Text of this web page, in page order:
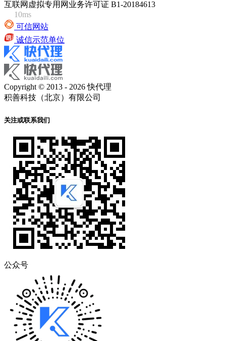
互联网虚拟专用网业务许可证 B1-20184613
10ms
可信网站
诚信示范单位
Copyright © 2013 - 2026 快代理
积善科技（北京）有限公司
关注或联系我们
公众号